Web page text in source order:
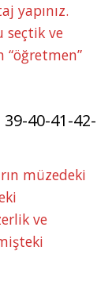
yapınız.
seçtik ve
39-40-41-42-
müzedeki
ve